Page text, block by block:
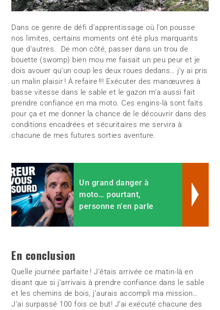
Dans ce genre de défi d’apprentissage où l’on pousse
nos limites, certains moments ont été plus marquants
que d’autres. De mon côté, passer dans un trou de
bouette (swomp) bien mou me faisait un peu peur et je
dois avouer qu’un coup les deux roues dedans… j’y ai pris
un malin plaisir ! À refaire !!! Exécuter des manœuvres à
basse vitesse dans le sable et le gazon m’a aussi fait
prendre confiance en ma moto. Ces engins-là sont faits
pour ça et me donner la chance de le découvrir dans des
conditions encadrées et sécuritaires me servira à
chacune de mes futures sorties aventure.
Un grand danger à
moto… pourtant,
personne n'en parle
En conclusion
Quelle journée parfaite ! J’étais arrivée ce matin-là en
disant que si j’arrivais à prendre confiance dans le sable
et les chemins de bois, j’aurais accompli ma mission…
J’ai surpassé 100 fois ce but! J’ai exécuté chacune des